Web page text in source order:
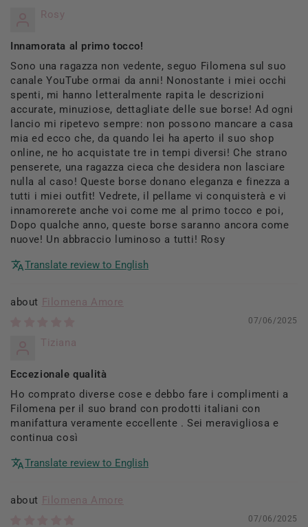
Rosy
Innamorata al primo tocco!
Sono una ragazza non vedente, seguo Filomena sul suo
canale YouTube ormai da anni! Nonostante i miei occhi
spenti, mi hanno letteralmente rapita le descrizioni
accurate, minuziose, dettagliate delle sue borse! Ad ogni
lancio mi ripetevo sempre: non possono mancare a casa
mia ed ecco che, da quando lei ha aperto il suo shop
online, ne ho acquistate tre in tempi diversi! Che strano
penserete, una ragazza cieca che desidera non lasciare
nulla al caso! Queste borse donano eleganza e finezza a
tutti i miei outfit! Vedrete, il pellame vi conquisterà e vi
innamorerete anche voi come me al primo tocco e poi,
Dopo qualche anno, queste borse saranno ancora come
nuove! Un abbraccio luminoso a tutti! Rosy
Translate review to English
Filomena Amore
07/06/2025
Tiziana
Eccezionale qualità
Ho comprato diverse cose e debbo fare i complimenti a
Filomena per il suo brand con prodotti italiani con
manifattura veramente eccellente . Sei meravigliosa e
continua così
Translate review to English
Filomena Amore
07/06/2025